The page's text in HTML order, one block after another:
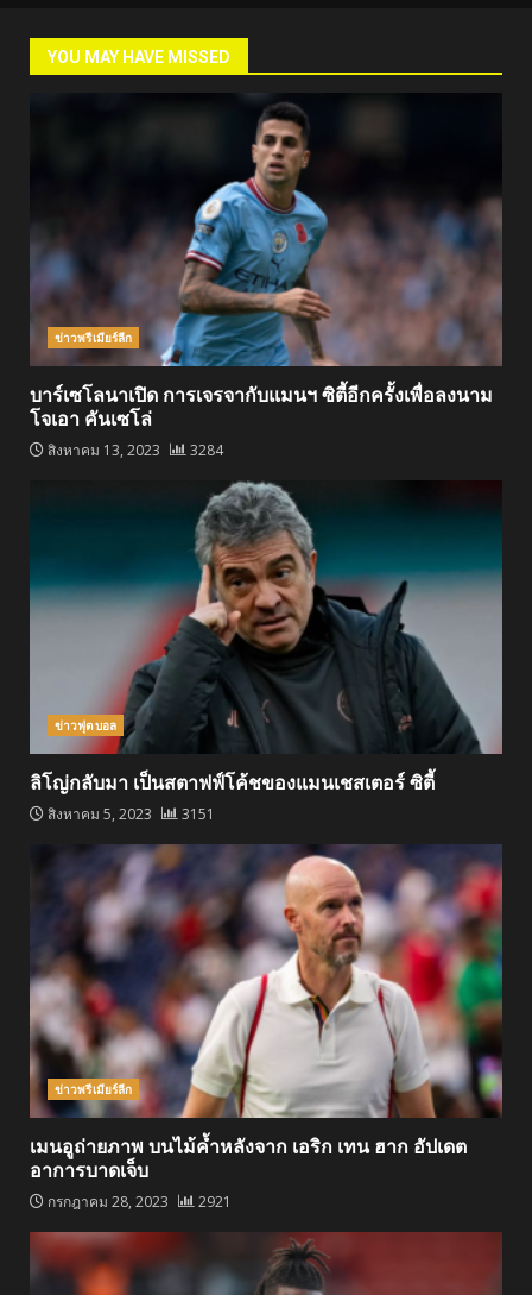
YOU MAY HAVE MISSED
ข่าวพรีเมียร์ลีก
บาร์เซโลนาเปิด การเจรจากับแมนฯ ซิตี้อีกครั้งเพื่อลงนาม
โจเอา คันเซโล่
สิงหาคม 13, 2023 3284
ข่าวฟุตบอล
ลิโญ่กลับมา เป็นสตาฟฟ์โค้ชของแมนเชสเตอร์ ซิตี้
สิงหาคม 5, 2023 3151
ข่าวพรีเมียร์ลีก
เมนอูถ่ายภาพ บนไม้ค้ำหลังจาก เอริก เทน ฮาก อัปเดต
อาการบาดเจ็บ
กรกฎาคม 28, 2023 2921